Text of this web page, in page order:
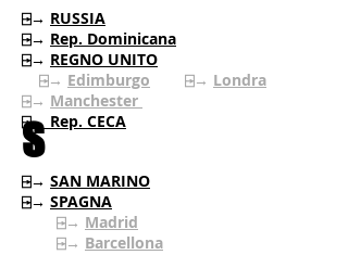
S
⍈→ SAN MARINO
⍈→ SPAGNA
⍈→ Madrid
⍈→ Barcellona
⍈→ RUSSIA
⍈→ Rep. Dominicana
⍈→ REGNO UNITO
⍈→ Edimburgo ⍈→ Londra
⍈→ Manchester
⍈→ Rep. CECA